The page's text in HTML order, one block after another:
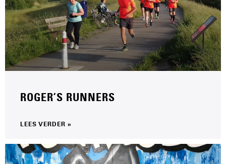
ROGER’S RUNNERS
LEES VERDER »